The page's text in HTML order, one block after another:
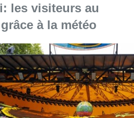
les visiteurs au
à la météo